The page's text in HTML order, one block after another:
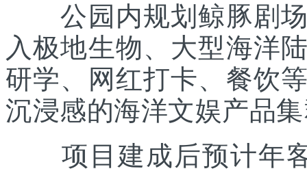
公园内规划鲸豚剧场
入极地生物、大型海洋
研学、网红打卡、餐饮
沉浸感的海洋文娱产品
项目建成后预计年客